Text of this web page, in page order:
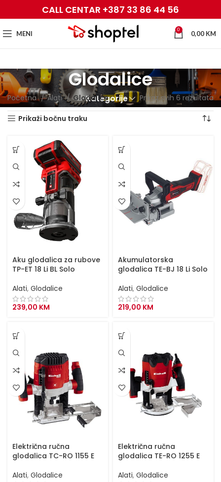
CALL CENTAR +387 33 86 44 56
MENI 0 0,00 KM
Glodalice
Kategorije
Početna Alati Glodalice Prikaz svih 6 rezultata
Prikaži bočnu traku
Aku glodalica za rubove
TP-ET 18 Li BL Solo
Alati, Glodalice
239,00 KM
Akumulatorska
glodalica TE-BJ 18 Li Solo
Alati, Glodalice
219,00 KM
Električna ručna
glodalica TC-RO 1155 E
Alati, Glodalice
Električna ručna
glodalica TE-RO 1255 E
Alati, Glodalice